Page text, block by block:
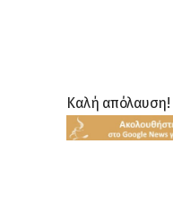
Καλή απόλαυση!